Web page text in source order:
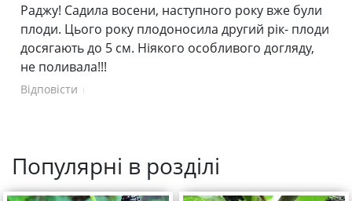
Раджу! Садила восени, наступного року вже були
плоди. Цього року плодоносила другий рік- плоди
досягають до 5 см. Ніякого особливого догляду,
не поливала!!!
Відповісти
Популярні в розділі